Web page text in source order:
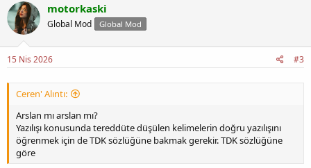
motorkaski
Global Mod Global Mod
15 Nis 2026 #3
Ceren' Alıntı:
Arslan mı arslan mı?
Yazılışı konusunda tereddüte düşülen kelimelerin doğru yazılışını
öğrenmek için de TDK sözlüğüne bakmak gerekir. TDK sözlüğüne
göre